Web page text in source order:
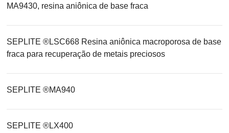
MA9430, resina aniônica de base fraca
SEPLITE ®LSC668 Resina aniônica macroporosa de base
fraca para recuperação de metais preciosos
SEPLITE ®MA940
SEPLITE ®LX400